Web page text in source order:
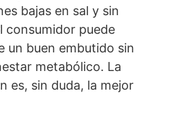
bajas en sal y sin
consumidor puede
un buen embutido sin
metabólico. La
es, sin duda, la mejor